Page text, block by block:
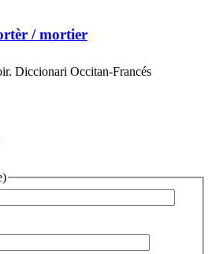
/ mortier
Diccionari Occitan-Francés